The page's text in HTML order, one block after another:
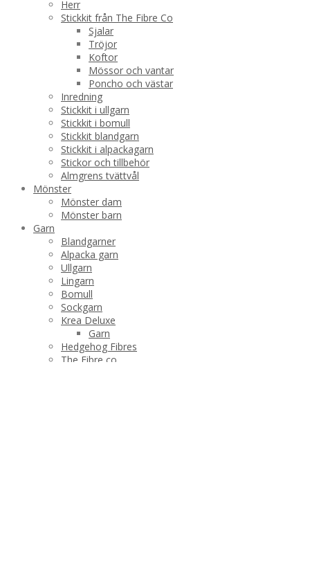
Herr
Stickkit från The Fibre Co
Sjalar
Tröjor
Koftor
Mössor och vantar
Poncho och västar
Inredning
Stickkit i ullgarn
Stickkit i bomull
Stickkit blandgarn
Stickkit i alpackagarn
Stickor och tillbehör
Almgrens tvättvål
Mönster
Mönster dam
Mönster barn
Garn
Blandgarner
Alpacka garn
Ullgarn
Lingarn
Bomull
Sockgarn
Krea Deluxe
Garn
Hedgehog Fibres
The Fibre co